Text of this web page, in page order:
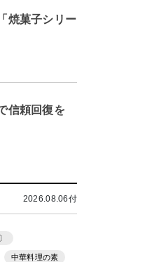
焼菓子シリー
信頼回復を
2026.08.06付
中華料理の素